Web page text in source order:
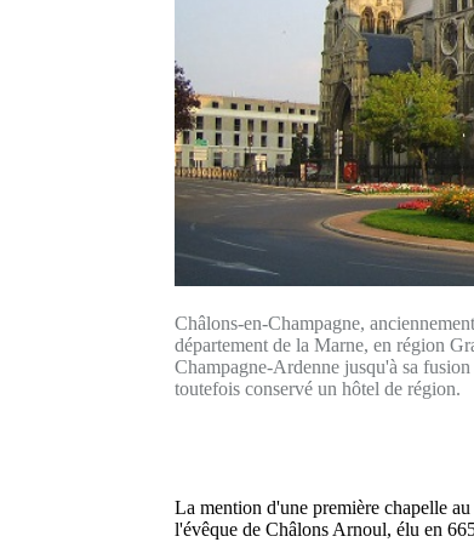
Châlons-en-Champagne,
département de la Marne, en région
Champagne-Ardenne jusqu'à sa
toutefois conservé un hôtel de région.
La mention d'une première chapelle
l'évêque de Châlons Arnoul, élu en